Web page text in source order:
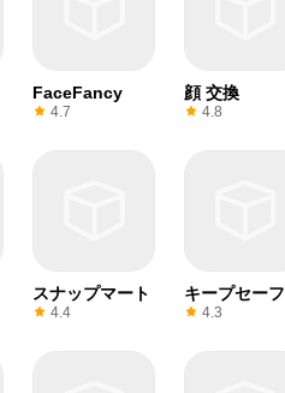
FaceFancy
4.7
顔 交換
4.8
スナップマート
4.4
キープセーフ
4.3